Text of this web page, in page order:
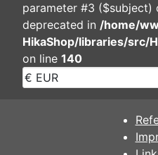
parameter #3
deprecated in /home/
HikaShop/libraries/src/
on line 140